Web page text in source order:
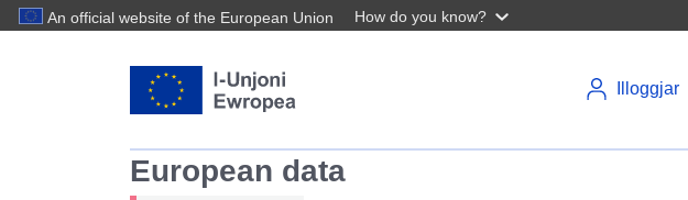
An official website of the European Union How do you know?
Illoggjar
European data